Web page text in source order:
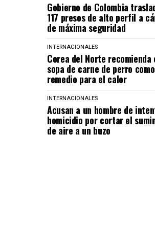
Gobierno de Colombia
117 presos de alto perfil a
de máxima seguridad
INTERNACIONALES
Corea del Norte recomienda
sopa de carne de perro como
remedio para el calor
INTERNACIONALES
Acusan a un hombre de
homicidio por cortar el
de aire a un buzo